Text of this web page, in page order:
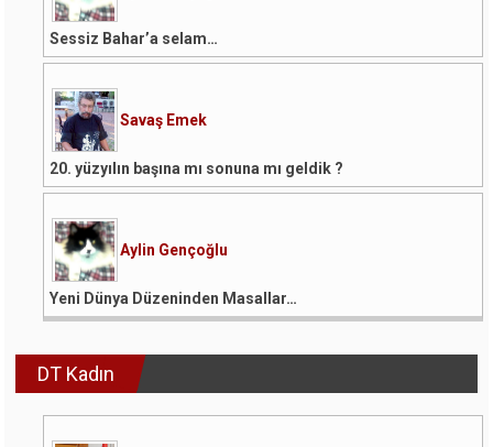
Sessiz Bahar’a selam…
Savaş Emek
20. yüzyılın başına mı sonuna mı geldik ?
Aylin Gençoğlu
Yeni Dünya Düzeninden Masallar…
DT Kadın